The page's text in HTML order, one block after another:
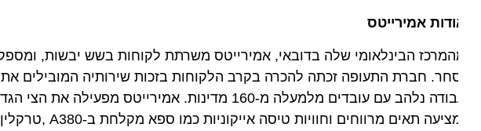
אמירייטס
הבינלאומי שלה בדובאי, אמירייטס משרתת לקוחות בשש יבשות, ומספקת
חברת התעופה זכתה להכרה בקרב הלקוחות בזכות שירותיה המובילים את